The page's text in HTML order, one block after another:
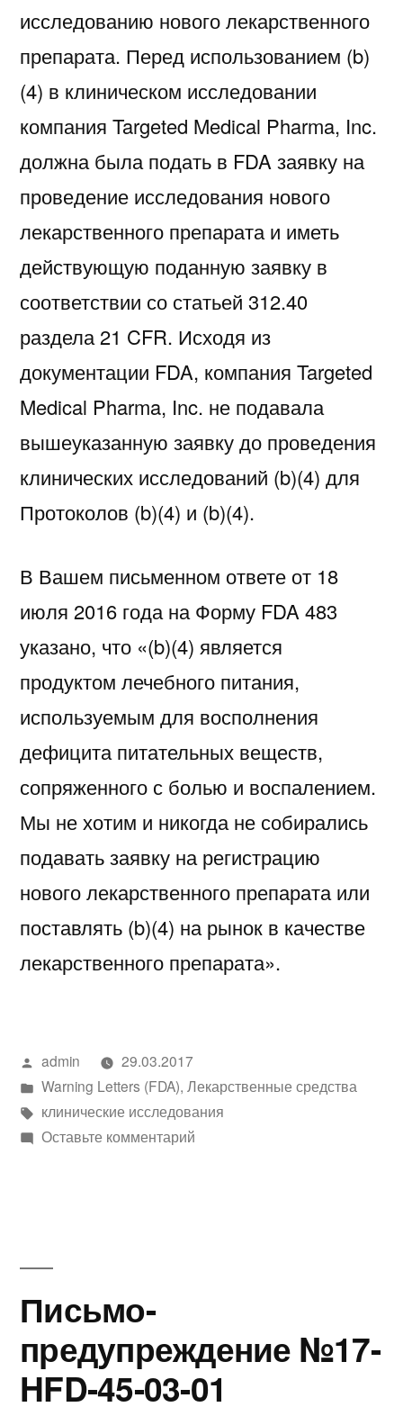
исследованию нового лекарственного
препарата. Перед использованием (b)
(4) в клиническом исследовании
компания Targeted Medical Pharma, Inc.
должна была подать в FDA заявку на
проведение исследования нового
лекарственного препарата и иметь
действующую поданную заявку в
соответствии со статьей 312.40
раздела 21 CFR. Исходя из
документации FDA, компания Targeted
Medical Pharma, Inc. не подавала
вышеуказанную заявку до проведения
клинических исследований (b)(4) для
Протоколов (b)(4) и (b)(4).
В Вашем письменном ответе от 18
июля 2016 года на Форму FDA 483
указано, что «(b)(4) является
продуктом лечебного питания,
используемым для восполнения
дефицита питательных веществ,
сопряженного с болью и воспалением.
Мы не хотим и никогда не собирались
подавать заявку на регистрацию
нового лекарственного препарата или
поставлять (b)(4) на рынок в качестве
лекарственного препарата».
Написано
автором
admin
29.03.2017
Написано
в
Warning Letters (FDA), Лекарственные средства
Метки:
клинические исследования
Оставьте комментарийк
Письмо-
предупреждение №17-
HFD-45-03-01